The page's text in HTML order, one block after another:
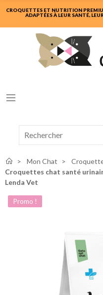
CROQUETTES ET NUTRITION
ADAPTÉES À LEUR SANTÉ,
Mon Chat
Croquettes chat santé
Lenda Vet
Promo !